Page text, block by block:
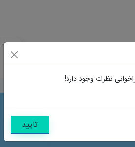
مشخصات
مشابه
نظرات وجود دارد!
تایید